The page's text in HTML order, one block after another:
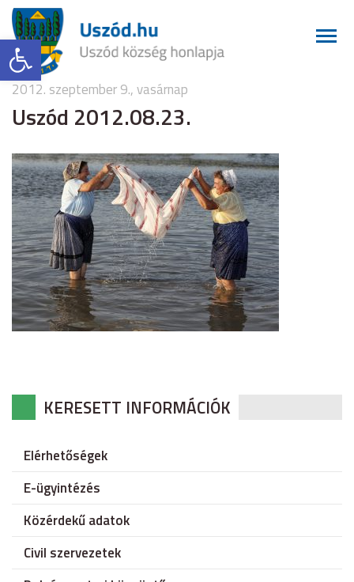
Eszköztár megnyitása
2012. szeptember 9., vasárnap
Uszód 2012.08.23.
KERESETT INFORMÁCIÓK
Elérhetőségek
E-ügyintézés
Közérdekű adatok
Civil szervezetek